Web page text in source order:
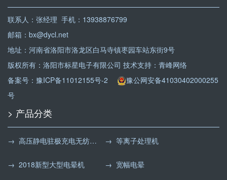
联系人：张经理 手机：13938876799
邮箱：bx@dycl.net
地址：河南省洛阳市洛龙区白马寺镇枣园车站东街9号
版权所有：洛阳市标星电子有限公司 技术支持： 青峰网络
备案号： 豫ICP备11012155号-2
豫公网安备41030402000255
号
> 产品分类
→ 高压静电驻极充电无纺布处理机 → 等离子处理机
→ 2018新型大型电晕机 → 宽幅电晕